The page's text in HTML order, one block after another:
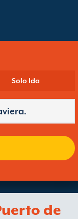
Solo Ida
de